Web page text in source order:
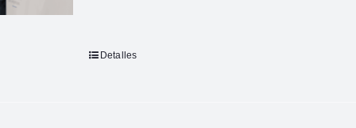
Detalles